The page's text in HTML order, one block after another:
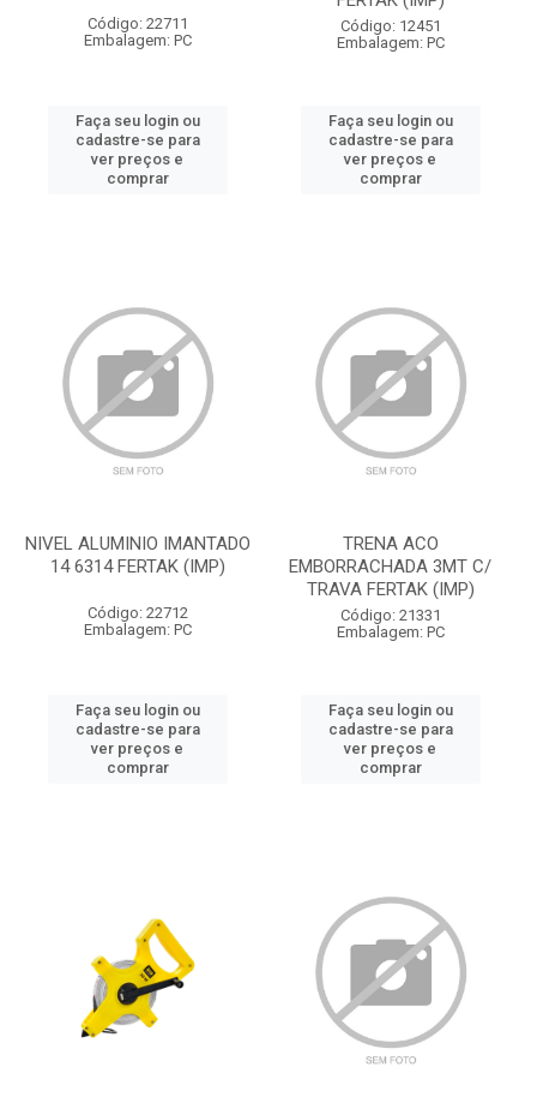
Código: 22711
Embalagem: PC
Faça seu login ou
cadastre-se para
ver preços e
comprar
Código: 12451
Embalagem: PC
Faça seu login ou
cadastre-se para
ver preços e
comprar
NIVEL ALUMINIO IMANTADO
14 6314 FERTAK (IMP)
Código: 22712
Embalagem: PC
Faça seu login ou
cadastre-se para
ver preços e
comprar
TRENA ACO
EMBORRACHADA 3MT C/
TRAVA FERTAK (IMP)
Código: 21331
Embalagem: PC
Faça seu login ou
cadastre-se para
ver preços e
comprar